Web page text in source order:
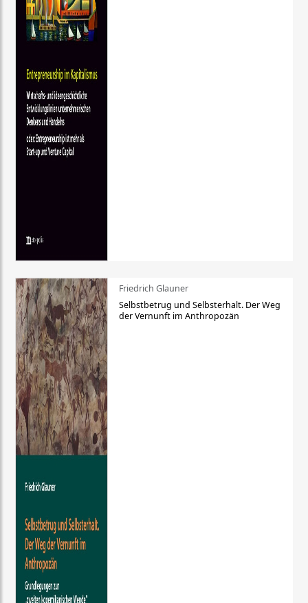
Friedrich Glauner
Selbstbetrug und Selbsterhalt. Der Weg
der Vernunft im Anthropozän